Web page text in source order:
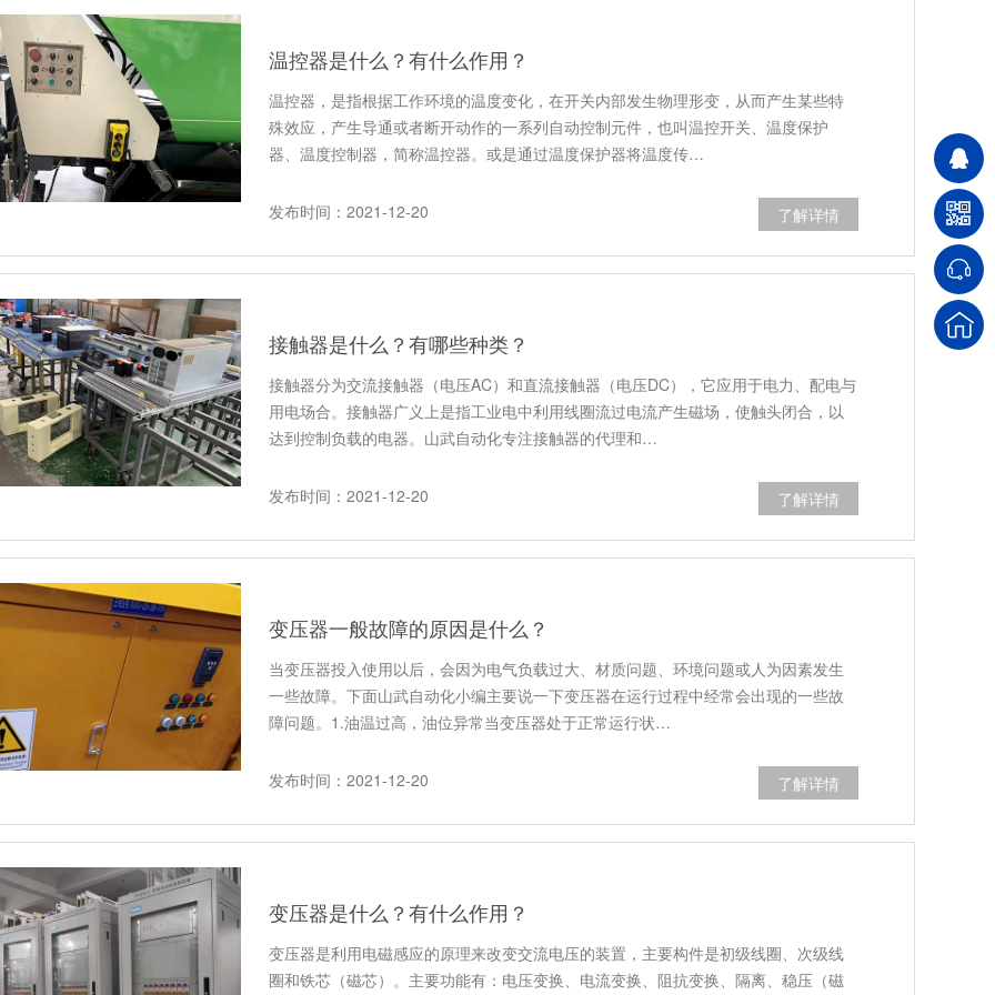
温控器是什么？有什么作用？
温控器，是指根据工作环境的温度变化，在开关内部发生物理形变，从而产生某些特
殊效应，产生导通或者断开动作的一系列自动控制元件，也叫温控开关、温度保护
器、温度控制器，简称温控器。或是通过温度保护器将温度传…
发布时间：2021-12-20 了解详情
接触器是什么？有哪些种类？
接触器分为交流接触器（电压AC）和直流接触器（电压DC），它应用于电力、配电与
用电场合。接触器广义上是指工业电中利用线圈流过电流产生磁场，使触头闭合，以
达到控制负载的电器。山武自动化专注接触器的代理和…
发布时间：2021-12-20 了解详情
变压器一般故障的原因是什么？
当变压器投入使用以后，会因为电气负载过大、材质问题、环境问题或人为因素发生
一些故障。下面山武自动化小编主要说一下变压器在运行过程中经常会出现的一些故
障问题。1.油温过高，油位异常当变压器处于正常运行状…
发布时间：2021-12-20 了解详情
变压器是什么？有什么作用？
变压器是利用电磁感应的原理来改变交流电压的装置，主要构件是初级线圈、次级线
圈和铁芯（磁芯）。主要功能有：电压变换、电流变换、阻抗变换、隔离、稳压（磁